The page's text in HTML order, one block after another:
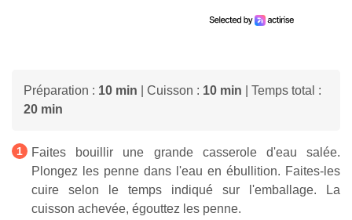
Préparation : 10 min | Cuisson : 10 min | Temps total :
20 min
Faites bouillir une grande casserole d'eau salée.
Plongez les penne dans l'eau en ébullition. Faites-les
cuire selon le temps indiqué sur l'emballage. La
cuisson achevée, égouttez les penne.